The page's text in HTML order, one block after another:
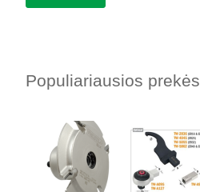
Populiariausios prekės